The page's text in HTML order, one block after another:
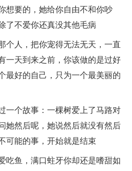
想要的，她给你自由不和你吵
了不爱你还真没其他毛病
个人，把你宠得无法无天，一直
一天到来之前，你该做的是过好
最好的自己，只为一个最美丽的
一个故事：一棵树爱上了马路对
她然后呢，她说然后就没有然后
可能的事，开始就是结束
吃鱼，满口蛀牙你却还是嗜甜如